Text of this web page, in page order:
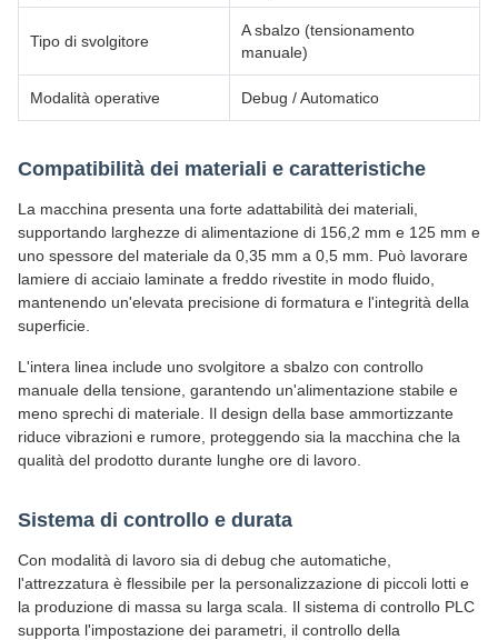
Tipo di svolgitore
A sbalzo (tensionamento
manuale)
Modalità operative Debug / Automatico
Compatibilità dei materiali e caratteristiche
La macchina presenta una forte adattabilità dei materiali,
supportando larghezze di alimentazione di 156,2 mm e 125 mm e
uno spessore del materiale da 0,35 mm a 0,5 mm. Può lavorare
lamiere di acciaio laminate a freddo rivestite in modo fluido,
mantenendo un'elevata precisione di formatura e l'integrità della
superficie.
L'intera linea include uno svolgitore a sbalzo con controllo
manuale della tensione, garantendo un'alimentazione stabile e
meno sprechi di materiale. Il design della base ammortizzante
riduce vibrazioni e rumore, proteggendo sia la macchina che la
qualità del prodotto durante lunghe ore di lavoro.
Sistema di controllo e durata
Con modalità di lavoro sia di debug che automatiche,
l'attrezzatura è flessibile per la personalizzazione di piccoli lotti e
la produzione di massa su larga scala. Il sistema di controllo PLC
supporta l'impostazione dei parametri, il controllo della